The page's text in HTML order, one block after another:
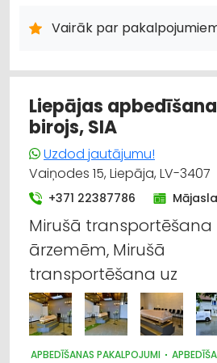
Vairāk par
Liepājas
birojs, SIA
Uzdod jautājumu!
Vaiņodes 15, Liepāja, LV-3407
+371 22387786
Mirušā transportēšana
ārzemēm, Mirušā
transportēšana uz
APBEDĪŠANAS PAKALPOJUMI